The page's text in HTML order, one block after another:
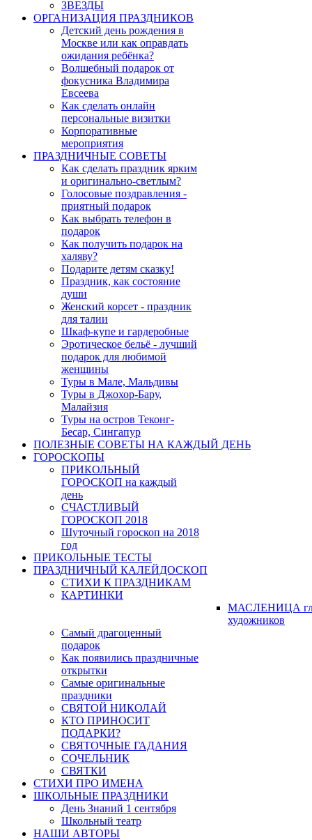
ЗВЕЗДЫ
ОРГАНИЗАЦИЯ ПРАЗДНИКОВ
Детский день рождения в
Москве или как оправдать
ожидания ребёнка?
Волшебный подарок от
фокусника Владимира
Евсеева
Как сделать онлайн
персональные визитки
Корпоративные
мероприятия
ПРАЗДНИЧНЫЕ СОВЕТЫ
Как сделать праздник ярким
и оригинально-светлым?
Голосовые поздравления -
приятный подарок
Как выбрать телефон в
подарок
Как получить подарок на
халяву?
Подарите детям сказку!
Праздник, как состояние
души
Женский корсет - праздник
для талии
Шкаф-купе и гардеробные
Эротическое бельё - лучший
подарок для любимой
женщины
Туры в Мале, Мальдивы
Туры в Джохор-Бару,
Малайзия
Туры на остров Теконг-
Бесар, Сингапур
ПОЛЕЗНЫЕ СОВЕТЫ НА КАЖДЫЙ ДЕНЬ
ГОРОСКОПЫ
ПРИКОЛЬНЫЙ
ГОРОСКОП на каждый
день
СЧАСТЛИВЫЙ
ГОРОСКОП 2018
Шуточный гороскоп на 2018
год
ПРИКОЛЬНЫЕ ТЕСТЫ
ПРАЗДНИЧНЫЙ КАЛЕЙДОСКОП
СТИХИ К ПРАЗДНИКАМ
КАРТИНКИ
МАСЛЕНИЦА
художников
Самый драгоценный
подарок
Как появились праздничные
открытки
Самые оригинальные
праздники
СВЯТОЙ НИКОЛАЙ
КТО ПРИНОСИТ
ПОДАРКИ?
СВЯТОЧНЫЕ ГАДАНИЯ
СОЧЕЛЬНИК
СВЯТКИ
СТИХИ ПРО ИМЕНА
ШКОЛЬНЫЕ ПРАЗДНИКИ
День Знаний 1 сентября
Школьный театр
НАШИ АВТОРЫ